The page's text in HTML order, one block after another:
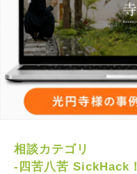
相談カテゴリ
-四苦八苦 SickHack！